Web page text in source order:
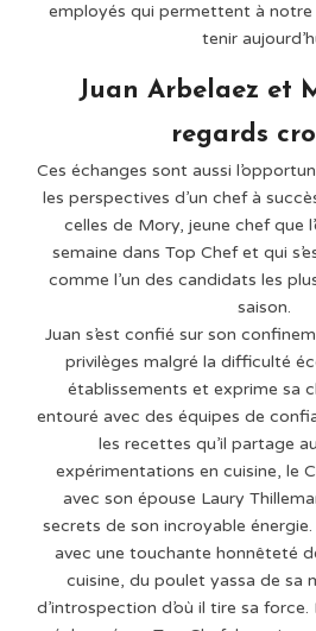
employés qui permettent à
tenir
Juan Arbelaez et
regards
Ces échanges sont aussi
les perspectives d’un chef à
celles de Mory, jeune chef que
semaine dans Top Chef et qui
comme l’un des candidats les
saison.
Juan s’est confié sur son
privilèges malgré la difficulté
établissements et exprime sa
entouré avec des équipes de
les recettes qu’il partage
expérimentations en cuisine, le
avec son épouse Laury
secrets de son incroyable
avec une touchante honnêteté
cuisine, du poulet yassa de sa
d’introspection d’où il tire sa